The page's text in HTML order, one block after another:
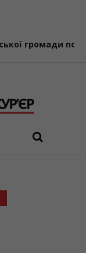
поповнив ще